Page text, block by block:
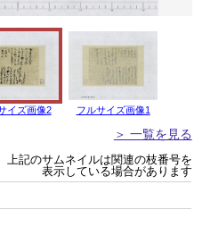
イズ画像2 フルサイズ画像1
＞ 一覧を見る
上記のサムネイルは関連の枝番号を
表示している場合があります